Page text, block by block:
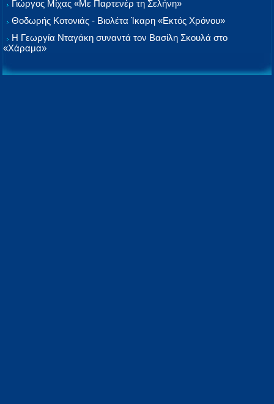
Γιώργος Μίχας «Με Παρτενέρ τη Σελήνη»
Θοδωρής Κοτονιάς - Βιολέτα Ίκαρη «Εκτός Χρόνου»
Η Γεωργία Νταγάκη συναντά τον Βασίλη Σκουλά στο
«Χάραμα»